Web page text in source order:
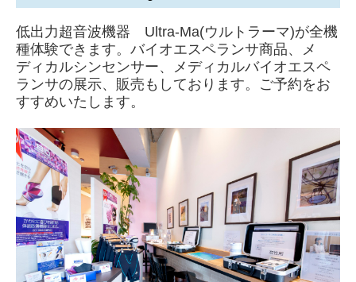
低出力超音波機器 Ultra-Ma(ウルトラーマ)が全機
種体験できます。バイオエスペランサ商品、メ
ディカルシンセンサー、メディカルバイオエスペ
ランサの展示、販売もしております。ご予約をお
すすめいたします。